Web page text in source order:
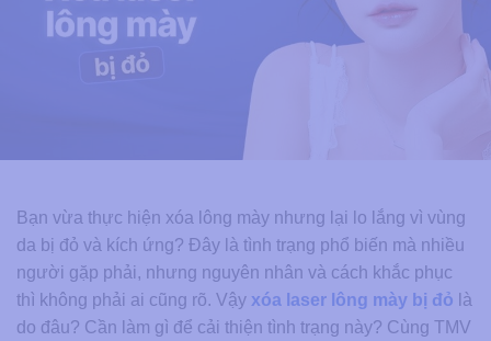
Bạn vừa thực hiện xóa lông mày nhưng lại lo lắng vì vùng
da bị đỏ và kích ứng? Đây là tình trạng phổ biến mà nhiều
người gặp phải, nhưng nguyên nhân và cách khắc phục
thì không phải ai cũng rõ. Vậy xóa laser lông mày bị đỏ là
do đâu? Cần làm gì để cải thiện tình trạng này? Cùng TMV